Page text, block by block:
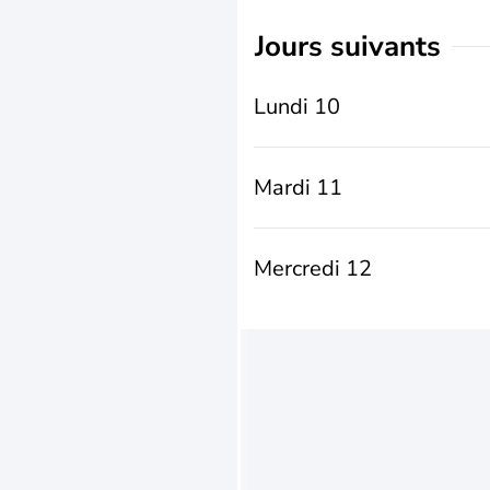
jours suivants
Lundi 10
Mardi 11
Mercredi 12